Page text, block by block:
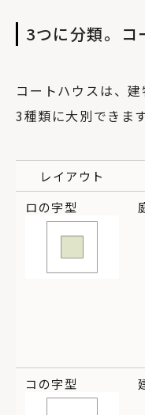
3つに分類。コ
コートハウスは、
3種類に大別できます
レイアウト
ロの字型
コの字型